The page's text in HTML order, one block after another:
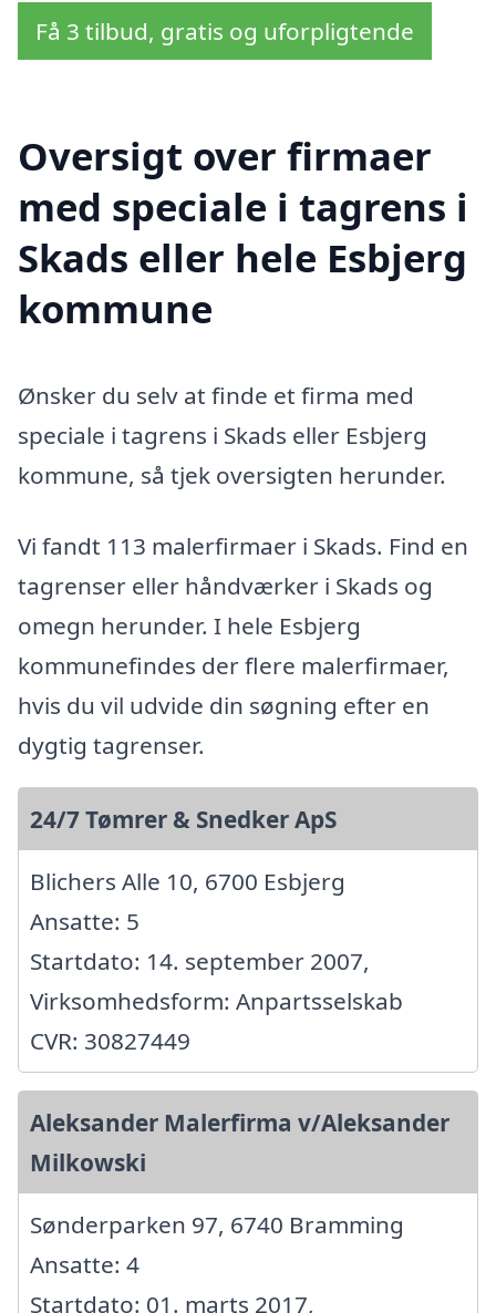
Få 3 tilbud, gratis og uforpligtende
Oversigt over firmaer
med speciale i tagrens i
Skads eller hele Esbjerg
kommune
Ønsker du selv at finde et firma med
speciale i tagrens i Skads eller Esbjerg
kommune, så tjek oversigten herunder.
Vi fandt 113 malerfirmaer i Skads. Find en
tagrenser eller håndværker i Skads og
omegn herunder. I hele Esbjerg
kommunefindes der flere malerfirmaer,
hvis du vil udvide din søgning efter en
dygtig tagrenser.
24/7 Tømrer & Snedker ApS
Blichers Alle 10, 6700 Esbjerg
Ansatte: 5
Startdato: 14. september 2007,
Virksomhedsform: Anpartsselskab
CVR: 30827449
Aleksander Malerfirma v/Aleksander
Milkowski
Sønderparken 97, 6740 Bramming
Ansatte: 4
Startdato: 01. marts 2017,